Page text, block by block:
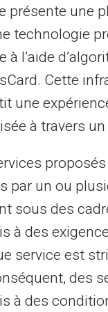
votre
prépayée
vous offre la
à
un compte
présente une
technologie
à l’aide
Cette
une
à travers
par un ou
sous des
à des
service est
des
à des